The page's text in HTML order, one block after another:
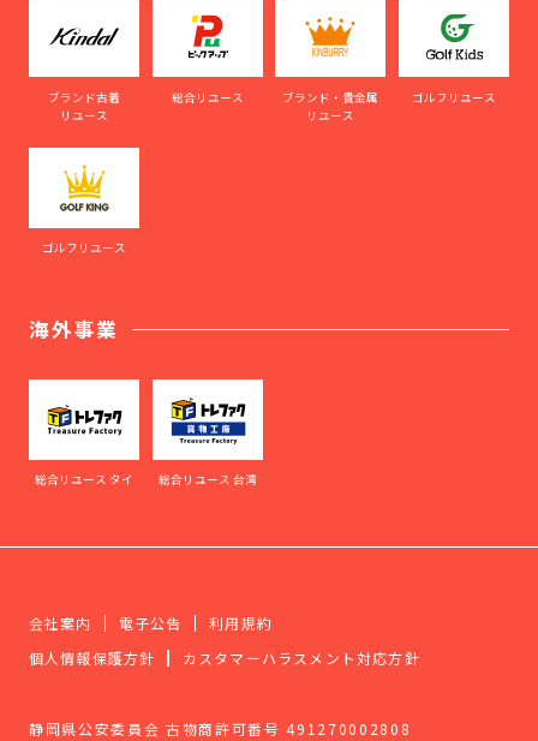
ブランド古着
リユース
総合リユース
ブランド・貴金属
リユース
ゴルフリユース
ゴルフリユース
海外事業
総合リユース タイ 総合リユース 台湾
会社案内 電子公告
利用規約
個人情報保護方針
カスタマーハラスメント対応方針
静岡県公安委員会 古物商許可番号 491270002808